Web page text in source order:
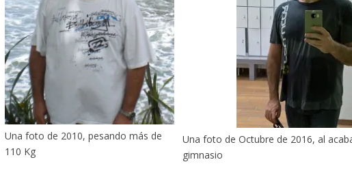
Una foto de 2010, pesando más de
110 Kg
Una foto de Octubre de 2016, al
gimnasio